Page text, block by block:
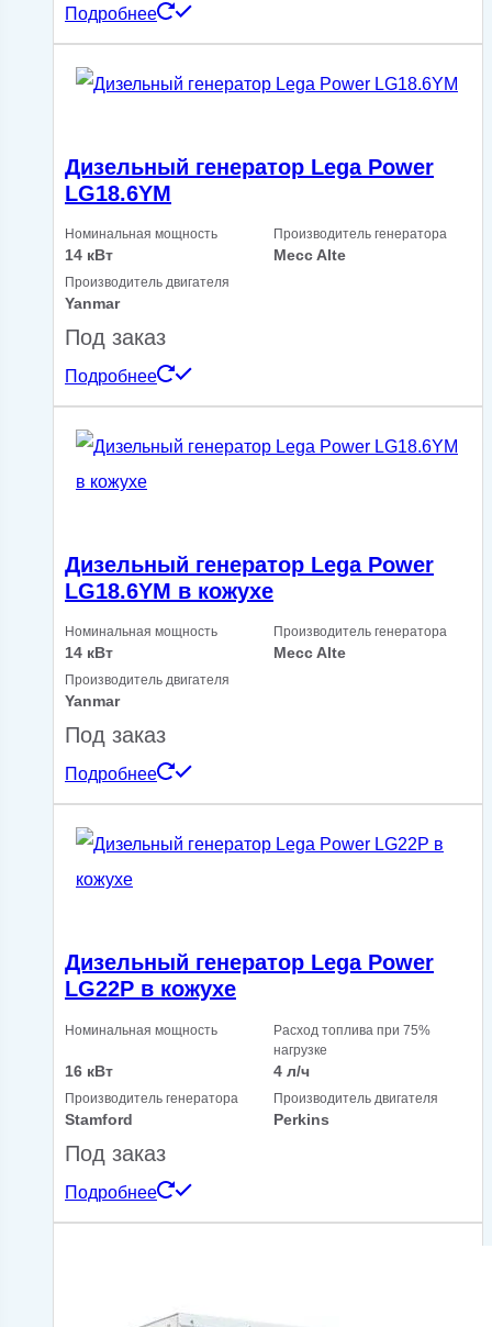
Подробнее
Дизельный генератор Lega Power
LG18.6YM
Номинальная мощность
14 кВт
Производитель генератора
Mecc Alte
Производитель двигателя
Yanmar
Под заказ
Подробнее
Дизельный генератор Lega Power
LG18.6YM в кожухе
Номинальная мощность
14 кВт
Производитель генератора
Mecc Alte
Производитель двигателя
Yanmar
Под заказ
Подробнее
Дизельный генератор Lega Power
LG22P в кожухе
Номинальная мощность
16 кВт
Расход топлива при 75%
нагрузке
4 л/ч
Производитель генератора
Stamford
Производитель двигателя
Perkins
Под заказ
Подробнее